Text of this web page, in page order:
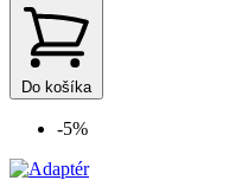
Do košíka
-5%